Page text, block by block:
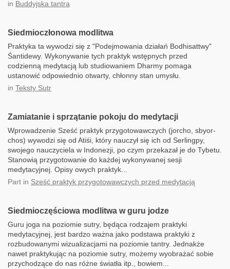
in Buddyjska tantra
Siedmioczłonowa modlitwa
Praktyka ta wywodzi się z "Podejmowania działań Bodhisattwy"
Śantidewy. Wykonywanie tych praktyk wstępnych przed
codzienną medytacją lub studiowaniem Dharmy pomaga
ustanowić odpowiednio otwarty, chłonny stan umysłu.
in Teksty Sutr
Zamiatanie i sprzątanie pokoju do medytacji
Wprowadzenie Sześć praktyk przygotowawczych (jorcho, sbyor-
chos) wywodzi się od Atiśi, który nauczył się ich od Serlingpy,
swojego nauczyciela w Indonezji, po czym przekazał je do Tybetu.
Stanowią przygotowanie do każdej wykonywanej sesji
medytacyjnej. Opisy owych praktyk...
Part in Sześć praktyk przygotowawczych przed medytacją
Siedmioczęściowa modlitwa w guru jodze
Guru joga na poziomie sutry, będąca rodzajem praktyki
medytacyjnej, jest bardzo ważna jako podstawa praktyki z
rozbudowanymi wizualizacjami na poziomie tantry. Jednakże
nawet praktykując na poziomie sutry, możemy wyobrażać sobie
przychodzące do nas różne światła itp., bowiem...